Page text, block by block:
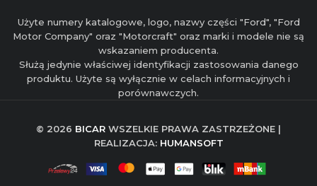
Użyte numery katalogowe, logo, nazwy części "Ford", "Ford
Motor Company" oraz "Motorcraft" oraz marki i modele nie są
wskazaniem producenta.
Służą jedynie właściwej identyfikacji zastosowania danego
produktu. Użyte są wyłącznie w celach informacyjnych i
porównawczych.
© 2026 BICAR WSZELKIE PRAWA ZASTRZEŻONE |
REALIZACJA: HUMANSOFT